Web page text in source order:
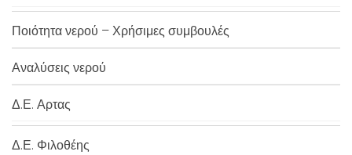
Ποιότητα νερού – Χρήσιμες συμβουλές
Αναλύσεις νερού
Δ.Ε. Αρτας
Δ.Ε. Φιλοθέης